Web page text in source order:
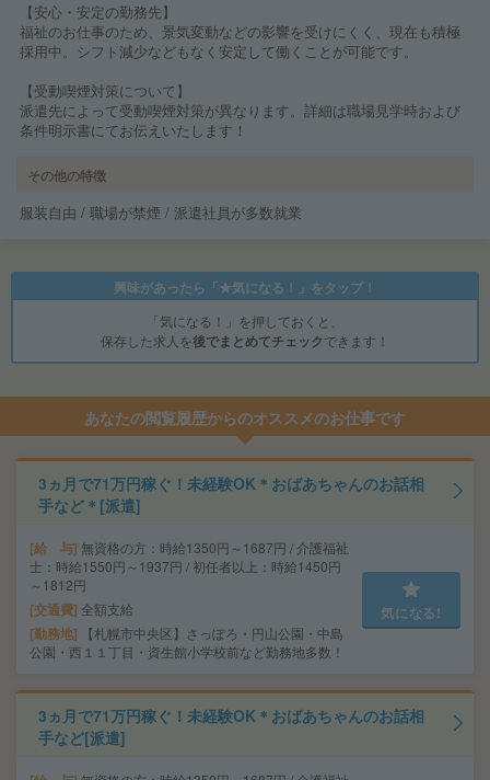
【安心・安定の勤務先】
福祉のお仕事のため、景気変動などの影響を受けにくく、現在も積極
採用中。シフト減少などもなく安定して働くことが可能です。
【受動喫煙対策について】
派遣先によって受動喫煙対策が異なります。詳細は職場見学時および
条件明示書にてお伝えいたします！
その他の特徴
服装自由 / 職場が禁煙 / 派遣社員が多数就業
興味があったら「★気になる！」をタップ！
「気になる！」を押しておくと、
保存した求人を後でまとめてチェックできます！
あなたの閲覧履歴からのオススメのお仕事です
3ヵ月で71万円稼ぐ！未経験OK＊おばあちゃんのお話相
手など＊[派遣]
給 与 無資格の方：時給1350円～1687円 / 介護福祉
士：時給1550円～1937円 / 初任者以上：時給1450円
～1812円
交通費 全額支給
勤務地
【札幌市中央区】さっぽろ・円山公園・中島
公園・西１１丁目・資生館小学校前など勤務地多数！
気になる!
3ヵ月で71万円稼ぐ！未経験OK＊おばあちゃんのお話相
手など[派遣]